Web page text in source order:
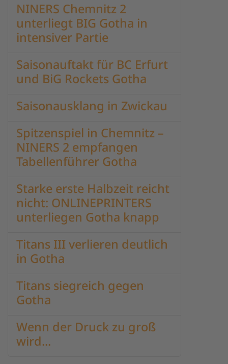
NINERS Chemnitz 2
unterliegt BIG Gotha in
intensiver Partie
Saisonauftakt für BC Erfurt
und BiG Rockets Gotha
Saisonausklang in Zwickau
Spitzenspiel in Chemnitz –
NINERS 2 empfangen
Tabellenführer Gotha
Starke erste Halbzeit reicht
nicht: ONLINEPRINTERS
unterliegen Gotha knapp
Titans III verlieren deutlich
in Gotha
Titans siegreich gegen
Gotha
Wenn der Druck zu groß
wird...